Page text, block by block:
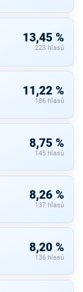
13,45 %
223 hlasů
11,22 %
186 hlasů
8,75 %
145 hlasů
8,26 %
137 hlasů
8,20 %
136 hlasů